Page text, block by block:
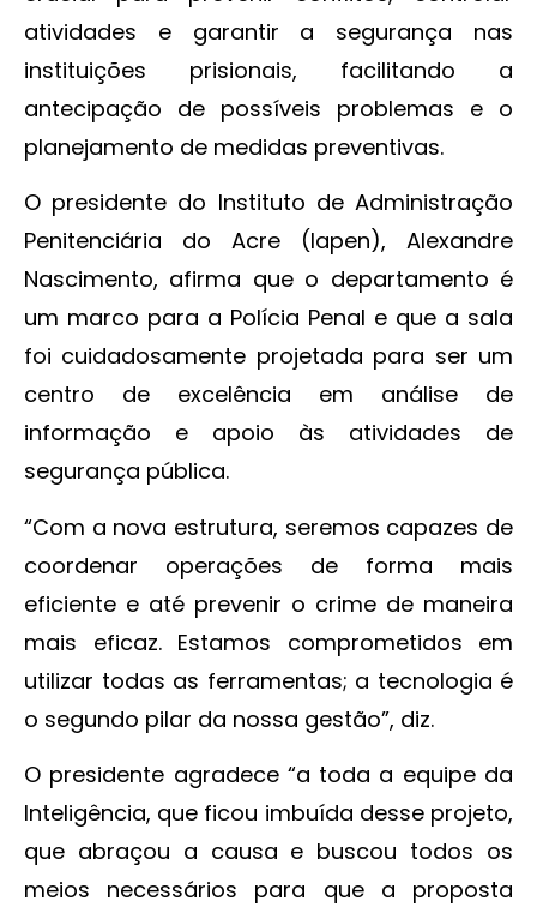
atividades e garantir a segurança nas
instituições prisionais, facilitando a
antecipação de possíveis problemas e o
planejamento de medidas preventivas.
O presidente do Instituto de Administração
Penitenciária do Acre (Iapen), Alexandre
Nascimento, afirma que o departamento é
um marco para a Polícia Penal e que a sala
foi cuidadosamente projetada para ser um
centro de excelência em análise de
informação e apoio às atividades de
segurança pública.
“Com a nova estrutura, seremos capazes de
coordenar operações de forma mais
eficiente e até prevenir o crime de maneira
mais eficaz. Estamos comprometidos em
utilizar todas as ferramentas; a tecnologia é
o segundo pilar da nossa gestão”, diz.
O presidente agradece “a toda a equipe da
Inteligência, que ficou imbuída desse projeto,
que abraçou a causa e buscou todos os
meios necessários para que a proposta